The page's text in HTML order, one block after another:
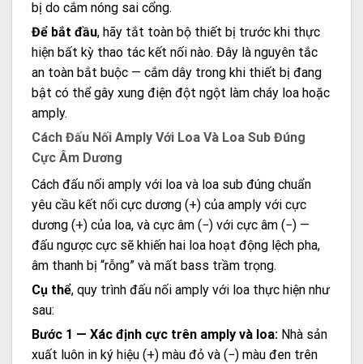
bị do cắm nóng sai cổng.
Để bắt đầu, hãy tắt toàn bộ thiết bị trước khi thực
hiện bất kỳ thao tác kết nối nào. Đây là nguyên tắc
an toàn bắt buộc — cắm dây trong khi thiết bị đang
bật có thể gây xung điện đột ngột làm cháy loa hoặc
amply.
Cách Đấu Nối Amply Với Loa Và Loa Sub Đúng
Cực Âm Dương
Cách đấu nối amply với loa và loa sub đúng chuẩn
yêu cầu kết nối cực dương (+) của amply với cực
dương (+) của loa, và cực âm (−) với cực âm (−) —
đấu ngược cực sẽ khiến hai loa hoạt động lệch pha,
âm thanh bị “rỗng” và mất bass trầm trọng.
Cụ thể, quy trình đấu nối amply với loa thực hiện như
sau:
Bước 1 — Xác định cực trên amply và loa: Nhà sản
xuất luôn in ký hiệu (+) màu đỏ và (−) màu đen trên